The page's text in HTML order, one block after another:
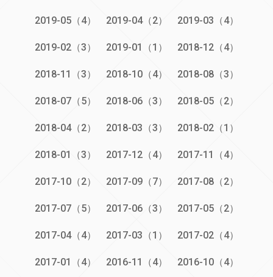
2019-05（4） 2019-04（2） 2019-03（4）
2019-02（3） 2019-01（1） 2018-12（4）
2018-11（3） 2018-10（4） 2018-08（3）
2018-07（5） 2018-06（3） 2018-05（2）
2018-04（2） 2018-03（3） 2018-02（1）
2018-01（3） 2017-12（4） 2017-11（4）
2017-10（2） 2017-09（7） 2017-08（2）
2017-07（5） 2017-06（3） 2017-05（2）
2017-04（4） 2017-03（1） 2017-02（4）
2017-01（4） 2016-11（4） 2016-10（4）